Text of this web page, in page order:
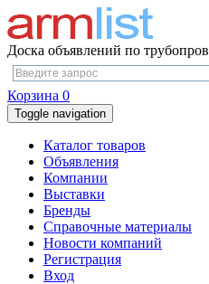
Доска объявлений по
Корзина 0
Toggle navigation
Каталог товаров
Объявления
Компании
Выставки
Бренды
Справочные материалы
Новости компаний
Регистрация
Вход